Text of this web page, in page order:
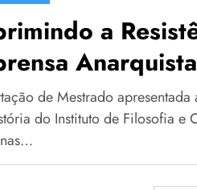
a
Política
(1930 -1945)
de Mestrado apresentada
do Instituto de Filosofia e